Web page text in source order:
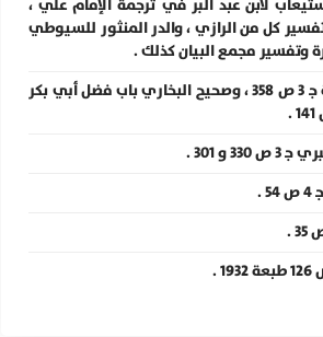
لابن عبد البر في ترجمة الإمام علي ،
الشيعة ، ج 3 ، وتفسير كل من الرازي ، والدر المنثور للسيوطي
وتفسير مجمع البيان كذلك .
( 7 ) السيرة الحلبية ج‍ 3 ص 358 ، وصحيح البخاري باب فضل أبي بكر